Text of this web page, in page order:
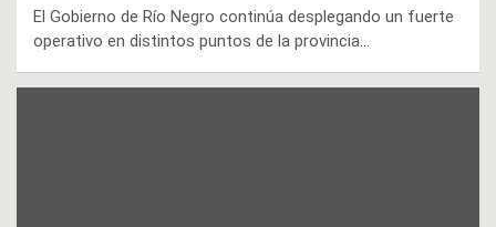
El Gobierno de Río Negro continúa desplegando un fuerte
operativo en distintos puntos de la provincia…